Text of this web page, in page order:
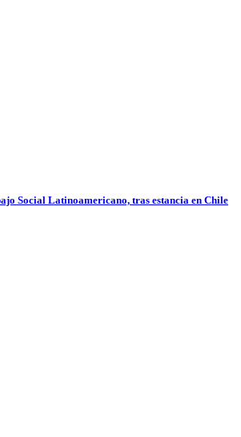
Social Latinoamericano, tras estancia en Chile